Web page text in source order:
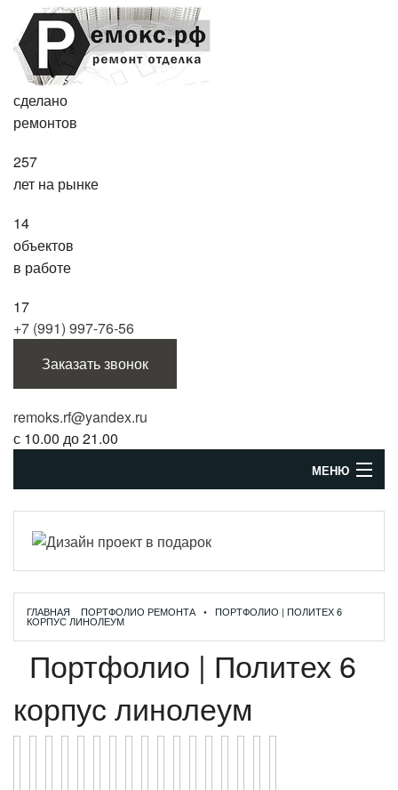
сделано
ремонтов
257
лет на рынке
14
объектов
в работе
17
+7 (991) 997-76-56
Заказать звонок
remoks.rf@yandex.ru
с 10.00 до 21.00
МЕНЮ
Статьи о ремонте
Коммерческие помещения
Цены
Портфолио
ГЛАВНАЯ ПОРТФОЛИО РЕМОНТА • ПОРТФОЛИО | ПОЛИТЕХ 6
КОРПУС ЛИНОЛЕУМ
Портфолио | Политех 6
корпус линолеум